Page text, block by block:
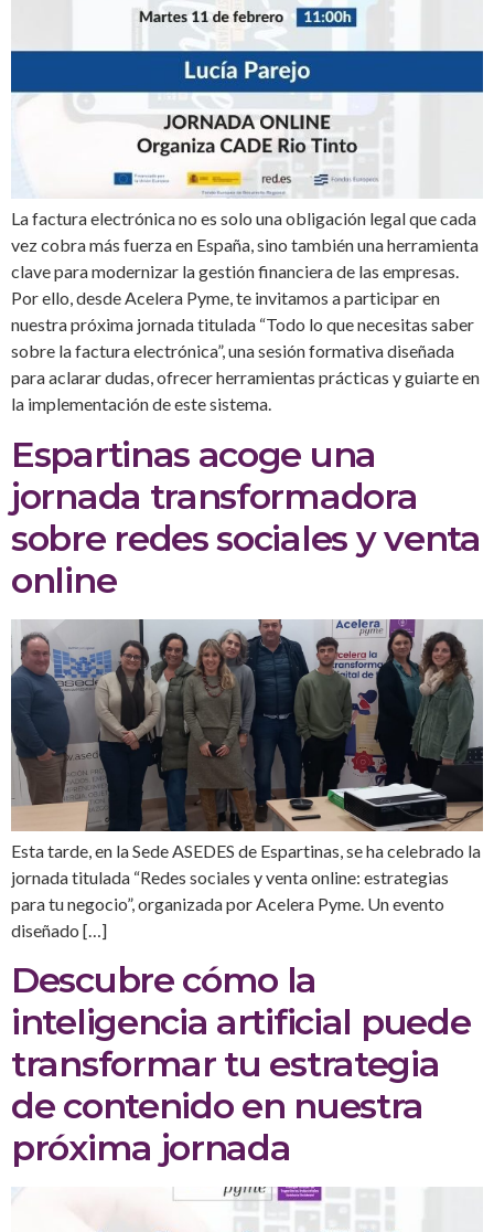
La factura electrónica no es solo una obligación legal que cada
vez cobra más fuerza en España, sino también una herramienta
clave para modernizar la gestión financiera de las empresas.
Por ello, desde Acelera Pyme, te invitamos a participar en
nuestra próxima jornada titulada “Todo lo que necesitas saber
sobre la factura electrónica”, una sesión formativa diseñada
para aclarar dudas, ofrecer herramientas prácticas y guiarte en
la implementación de este sistema.
Espartinas acoge una
jornada transformadora
sobre redes sociales y venta
online
Esta tarde, en la Sede ASEDES de Espartinas, se ha celebrado la
jornada titulada “Redes sociales y venta online: estrategias
para tu negocio”, organizada por Acelera Pyme. Un evento
diseñado […]
Descubre cómo la
inteligencia artificial puede
transformar tu estrategia
de contenido en nuestra
próxima jornada